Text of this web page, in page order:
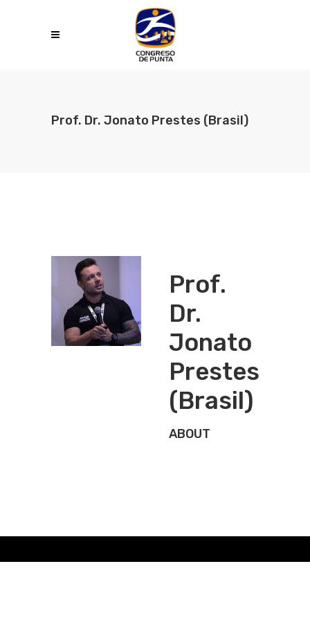
Prof. Dr. Jonato Prestes (Brasil)
Prof.
Dr.
Jonato
Prestes
(Brasil)
ABOUT